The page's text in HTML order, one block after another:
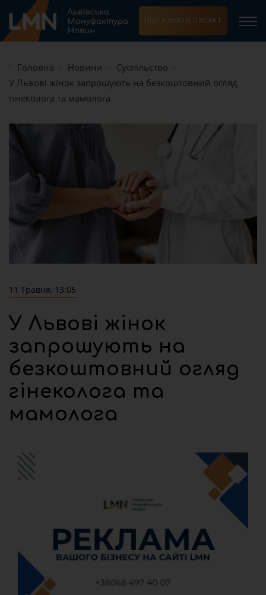
ПІДТРИМАТИ ПРОЕКТ
Головна Новини
Суспільство
У Львові жінок запрошують на безкоштовний огляд
гінеколога та мамолога
11 Травня, 13:05
У Львові жінок
запрошують на
безкоштовний огляд
гінеколога та
мамолога